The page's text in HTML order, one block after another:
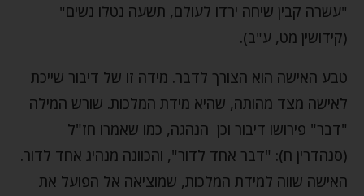
"עשרה קבין שיחה ירדו לעולם, תשעה נטלו נשים"
(קידושין מט, ע"ב).
טבע האישה הוא הצורך לדבר. מידה זו של דיבור שייכת
לאישה מצד מהותה, שהיא מידת המלכות. שורש המילה
"דבר" פירושו דיבור וכן הנהגה, כמו שאמרו חז"ל
(סנהדרין ח): "דבר אחד לדור", והכוונה מנהיג אחד לדור.
האישה שווה למידת המלכות, שמוציאה אל הפועל את